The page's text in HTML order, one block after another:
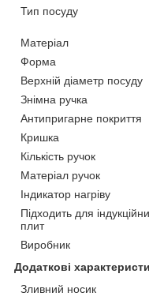
Тип посуду
Матеріал
Форма
Верхній діаметр посуду
Знімна ручка
Антипригарне покриття
Кришка
Кількість ручок
Матеріал ручок
Індикатор нагріву
Підходить для
плит
Виробник
Додаткові
Зливний носик